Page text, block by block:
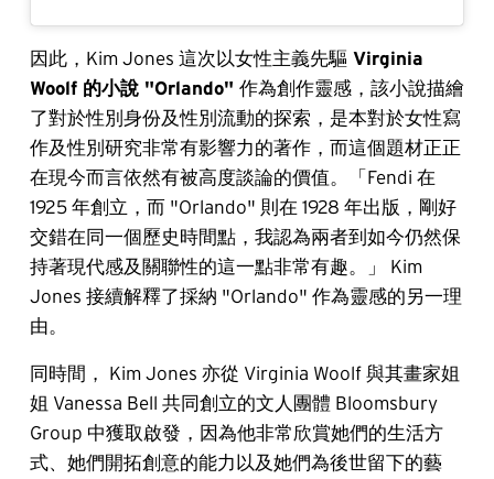
因此，Kim Jones 這次以女性主義先驅 Virginia
Woolf 的小說 "Orlando" 作為創作靈感，該小說描繪
了對於性別身份及性別流動的探索，是本對於女性寫
作及性別研究非常有影響力的著作，而這個題材正正
在現今而言依然有被高度談論的價值。「Fendi 在
1925 年創立，而 "Orlando" 則在 1928 年出版，剛好
交錯在同一個歷史時間點，我認為兩者到如今仍然保
持著現代感及關聯性的這一點非常有趣。」 Kim
Jones 接續解釋了採納 "Orlando" 作為靈感的另一理
由。
同時間， Kim Jones 亦從 Virginia Woolf 與其畫家姐
姐 Vanessa Bell 共同創立的文人團體 Bloomsbury
Group 中獲取啟發，因為他非常欣賞她們的生活方
式、她們開拓創意的能力以及她們為後世留下的藝